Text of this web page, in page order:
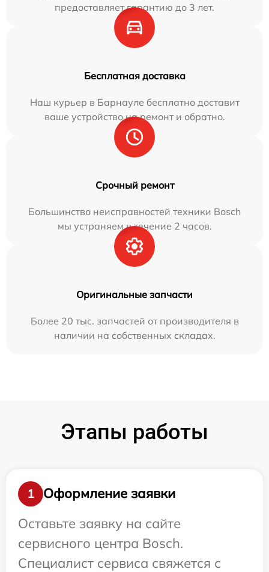
предоставляет гарантию до 3 лет.
Бесплатная доставка
Наш курьер в Барнауле бесплатно доставит
ваше устройство на ремонт и обратно.
Срочный ремонт
Большинство неисправностей техники Bosch
мы устраняем в течение 2 часов.
Оригинальные запчасти
Более 20 тыс. запчастей от производителя в
наличии на собственных складах.
Этапы работы
1
Оформление заявки
Оставьте заявку на сайте
сервисного центра Bosch.
Специалист сервиса свяжется с